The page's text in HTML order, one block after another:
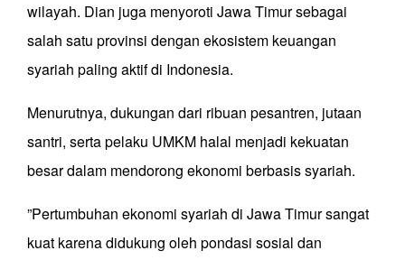
wilayah. Dian juga menyoroti Jawa Timur sebagai
salah satu provinsi dengan ekosistem keuangan
syariah paling aktif di Indonesia.
Menurutnya, dukungan dari ribuan pesantren, jutaan
santri, serta pelaku UMKM halal menjadi kekuatan
besar dalam mendorong ekonomi berbasis syariah.
”Pertumbuhan ekonomi syariah di Jawa Timur sangat
kuat karena didukung oleh pondasi sosial dan